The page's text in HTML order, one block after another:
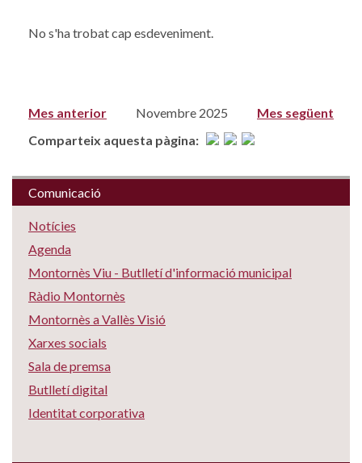
No s'ha trobat cap esdeveniment.
Mes anterior Mes següent
Novembre 2025
Comparteix aquesta pàgina:
Comunicació
Notícies
Agenda
Montornès Viu - Butlletí d'informació municipal
Ràdio Montornès
Montornès a Vallès Visió
Xarxes socials
Sala de premsa
Butlletí digital
Identitat corporativa